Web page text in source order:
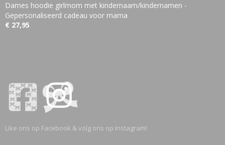
Dames hoodie girlmom met kindernaam/kindernamen -
Gepersonaliseerd cadeau voor mama
€ 27,95
Like ons op Facebook & volg ons op Instagram!